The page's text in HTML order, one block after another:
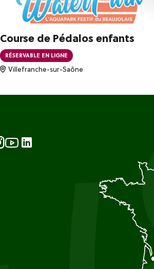
Course de Pédalos enfants
RÉSERVABLE EN LIGNE
Villefranche-sur-Saône